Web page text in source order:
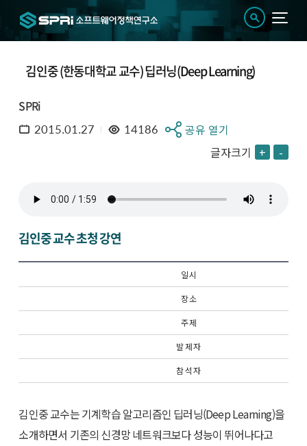
김인중 (한동대학교 교수) 딥러닝(Deep Learning)
SPRi
2015.01.27 14186
공유 열기
글자크기 + -
김인중 교수 초청 강연
일 시
장 소
주 제
발 제 자
참 석 자
김인중 교수는 기계학습 알고리즘인 딥러닝(Deep Learning)을
소개하면서 기존의 신경망 네트워크보다 성능이 뛰어나다고